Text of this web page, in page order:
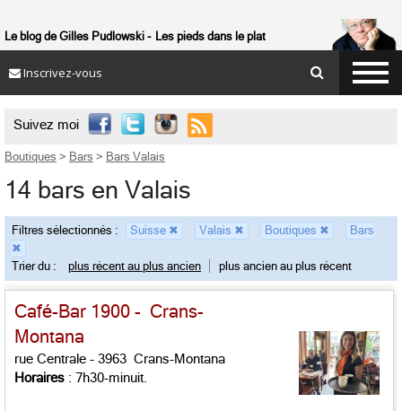
Le blog de Gilles Pudlowski Les pieds dans le plat
Inscrivez-vous
Suivez moi 
Boutiques > Bars > Bars Valais
14 bars en Valais
Filtres sélectionnés : Suisse ✖ Valais ✖ Boutiques ✖
Bars
✖
Trier du :
plus récent au plus ancien plus ancien au plus récent
Café-Bar 1900 - Crans-
Montana
rue Centrale - 3963 Crans-Montana
Horaires : 7h30-minuit.